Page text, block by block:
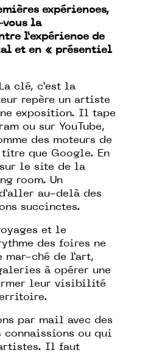
expériences,
vous la
l’expérience de
et en « présentiel
La clé, c’est la
repère un artiste
exposition. Il tape
ou sur YouTube,
des moteurs de
titre que Google. En
le site de la
room. Un
au-delà des
succinctes.
et le
des foires ne
mar-ché de l’art,
à opérer une
leur visibilité
par mail avec des
connaissions ou qui
Il faut